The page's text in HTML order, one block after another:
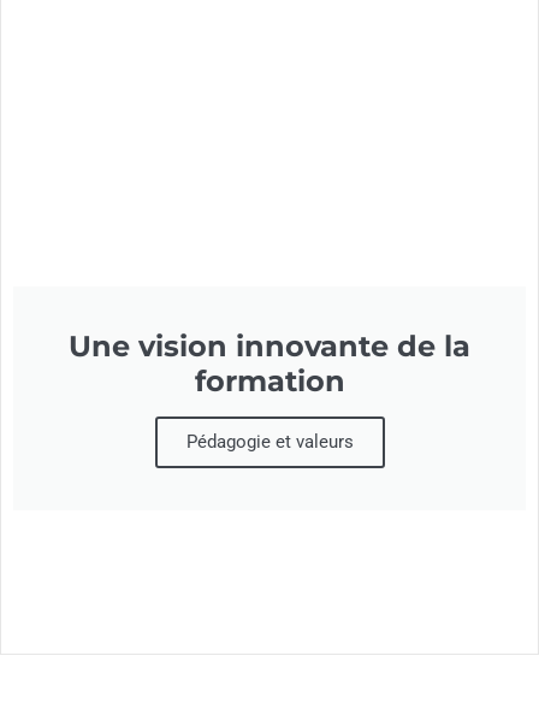
Une vision innovante de la
formation
Pédagogie et valeurs